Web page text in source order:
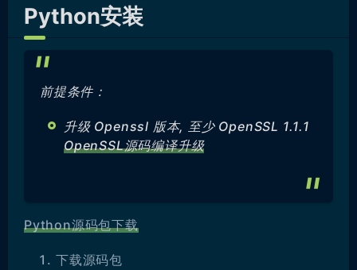
Python安装
前提条件：
升级 Openssl 版本, 至少 OpenSSL 1.1.1
OpenSSL源码编译升级
Python源码包下载
下载源码包